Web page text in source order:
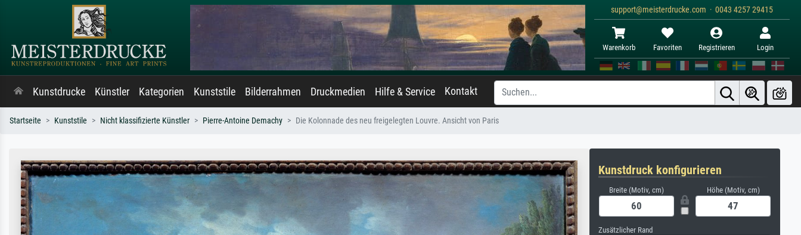
support@meisterdrucke.com · 0043 4257 29415
Warenkorb Favoriten Registrieren Login
Kunstdrucke Künstler Kategorien Kunststile Bilderrahmen Druckmedien Hilfe & Service Kontakt
Startseite Kunststile Nicht klassifizierte Künstler Pierre-Antoine Demachy Die Kolonnade des neu freigelegten Louvre. Ansicht von Paris
Kunstdruck konfigurieren
Breite (Motiv, cm) Höhe (Motiv, cm)
Zusätzlicher Rand